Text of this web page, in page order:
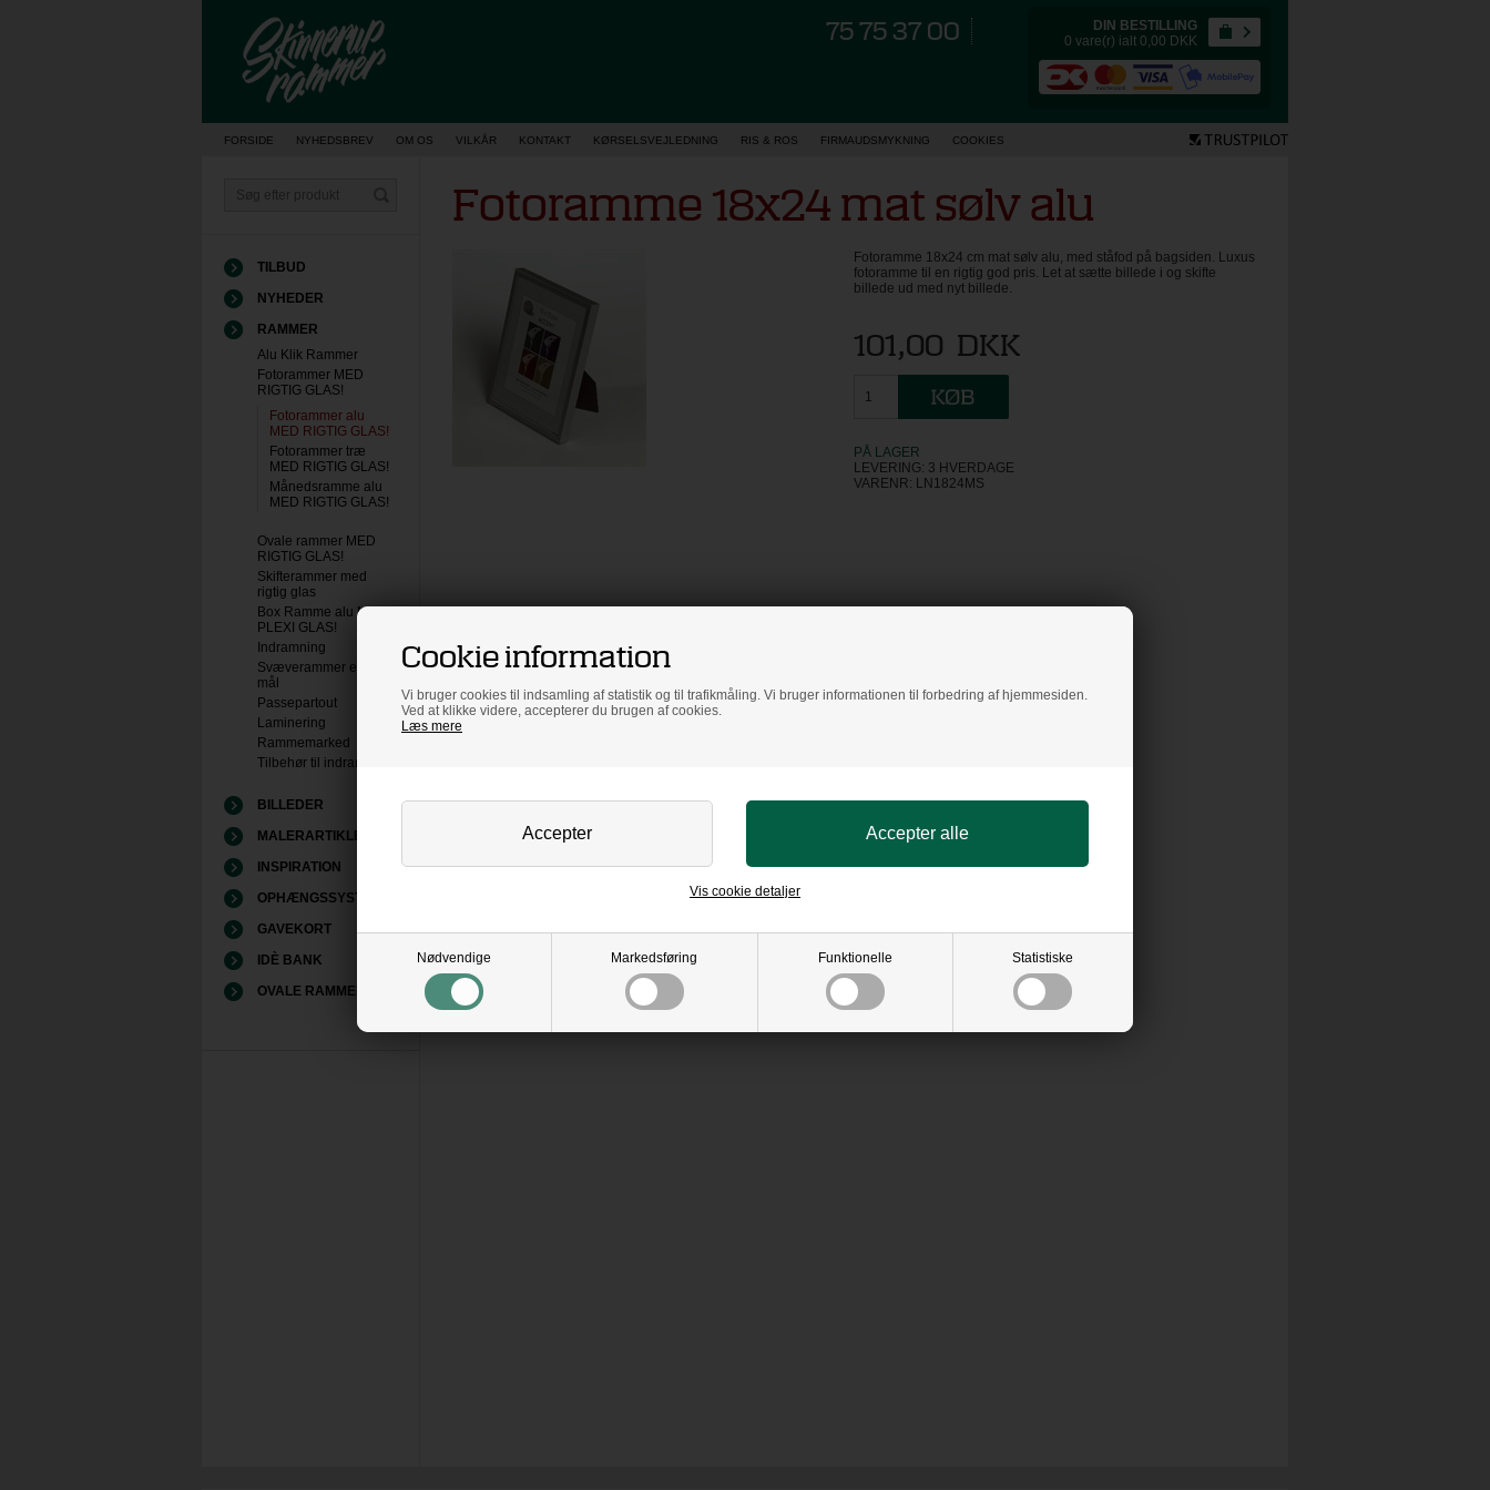
Cookie information
Vi bruger cookies til indsamling af statistik og til trafikmåling. Vi bruger informationen til forbedring af hjemmesiden.
Ved at klikke videre, accepterer du brugen af cookies.
Læs mere
Nødvendige Markedsføring Funktionelle Statistiske
Vis cookie detaljer
75 75 37 00
DIN BESTILLING
0 vare(r) ialt 0,00 DKK
FORSIDE NYHEDSBREV OM OS VILKÅR KONTAKT KØRSELSVEJLEDNING RIS & ROS FIRMAUDSMYKNING COOKIES
TILBUD
NYHEDER
RAMMER
Alu Klik Rammer
Fotorammer MED
RIGTIG GLAS!
Fotorammer alu
MED RIGTIG GLAS!
Fotorammer træ
MED RIGTIG GLAS!
Månedsramme alu
MED RIGTIG GLAS!
Ovale rammer MED
RIGTIG GLAS!
Skifterammer med
rigtig glas
Box Ramme alu MED
PLEXI GLAS!
Indramning
Svæverammer efter
mål
Passepartout
Laminering
Rammemarked
Tilbehør til indramning
BILLEDER
MALERARTIKLER
INSPIRATION
OPHÆNGSSYSTEMER
GAVEKORT
IDÈ BANK
OVALE RAMMER
Fotoramme 18x24 mat sølv alu
Fotoramme 18x24 cm mat sølv alu, med ståfod på bagsiden. Luxus
fotoramme til en rigtig god pris. Let at sætte billede i og skifte
billede ud med nyt billede.
101,00 DKK
PÅ LAGER
LEVERING: 3 HVERDAGE
VARENR: LN1824MS